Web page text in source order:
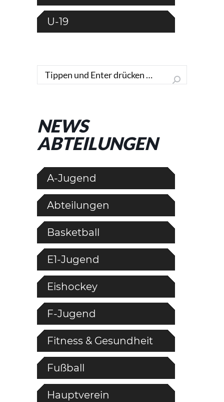
U-19
Search:
NEWS
ABTEILUNGEN
A-Jugend
Abteilungen
Basketball
E1-Jugend
Eishockey
F-Jugend
Fitness & Gesundheit
Fußball
Hauptverein